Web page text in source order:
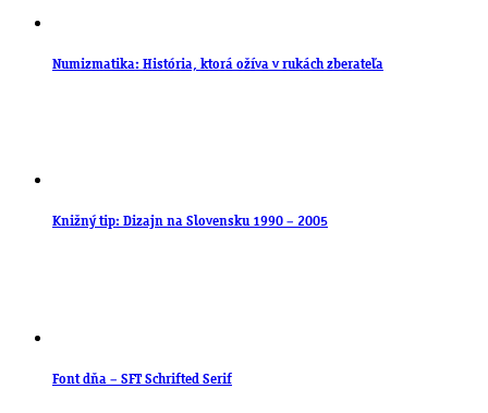
Numizmatika: História, ktorá ožíva v rukách zberateľa
Knižný tip: Dizajn na Slovensku 1990 – 2005
Font dňa – SFT Schrifted Serif